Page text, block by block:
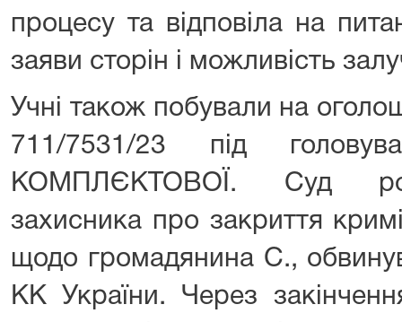
процесу та відповіла на
заяви сторін і можливість
Учні також побували на
711/7531/23 під
КОМПЛЄКТОВОЇ. Суд
захисника про закриття
щодо громадянина С.,
КК України. Через